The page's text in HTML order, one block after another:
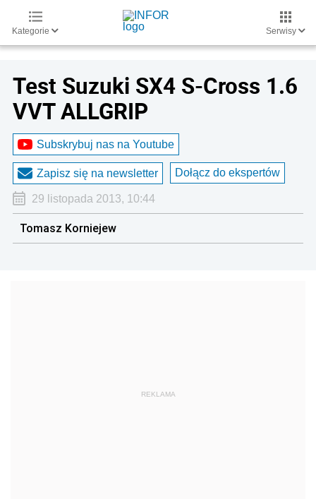
Kategorie Serwisy
Test Suzuki SX4 S-Cross 1.6
VVT ALLGRIP
Subskrybuj nas na Youtube
Zapisz się na newsletter Dołącz do ekspertów
29 listopada 2013, 10:44
Tomasz Korniejew